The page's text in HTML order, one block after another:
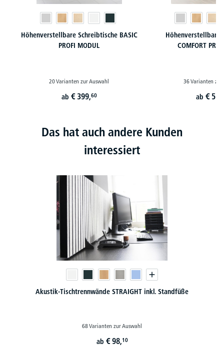
Höhenverstellbare Schreibtische BASIC
PROFI MODUL
20 Varianten zur Auswahl
ab € 399,60
Höhenverstellbare
COMFORT
36 Varianten zur
ab €
Das hat auch andere Kunden
interessiert
Akustik-Tischtrennwände STRAIGHT inkl. Standfüße
68 Varianten zur Auswahl
ab € 98,10